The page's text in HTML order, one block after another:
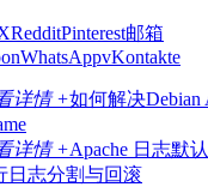
RedditPinterest邮箱
WhatsAppvKontakte
详情 +如何解决Debian
详情 +Apache 日志默
日志分割与回滚